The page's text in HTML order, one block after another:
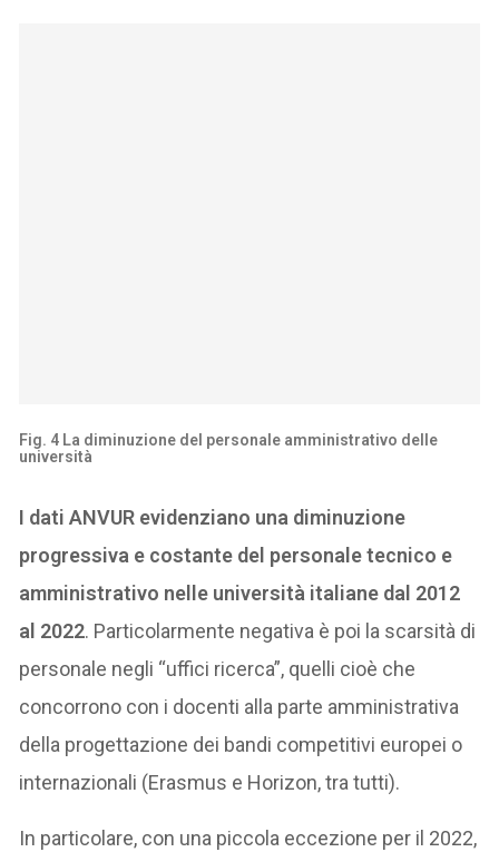
Fig. 4 La diminuzione del personale amministrativo delle
università
I dati ANVUR evidenziano una diminuzione
progressiva e costante del personale tecnico e
amministrativo nelle università italiane dal 2012
al 2022. Particolarmente negativa è poi la scarsità di
personale negli “uffici ricerca”, quelli cioè che
concorrono con i docenti alla parte amministrativa
della progettazione dei bandi competitivi europei o
internazionali (Erasmus e Horizon, tra tutti).
In particolare, con una piccola eccezione per il 2022,